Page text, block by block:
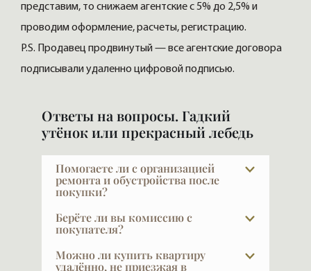
представим, то снижаем агентские с 5% до 2,5% и
проводим оформление, расчеты, регистрацию.
P.S. Продавец продвинутый — все агентские договора
подписывали удаленно цифровой подписью.
Ответы на вопросы. Гадкий
утёнок или прекрасный лебедь
Помогаете ли с организацией
ремонта и обустройства после
покупки?
Да, и это очень важный выбор — найти
дизайнера и строителя по рекомендации.
задача, поручать её стоит только тому,
Берёте ли вы комиссию с
покупателя?
При покупке в новых проектах — нет.
Наши услуги для покупателя бесплатны,
Можно ли купить квартиру
удалённо, не приезжая в